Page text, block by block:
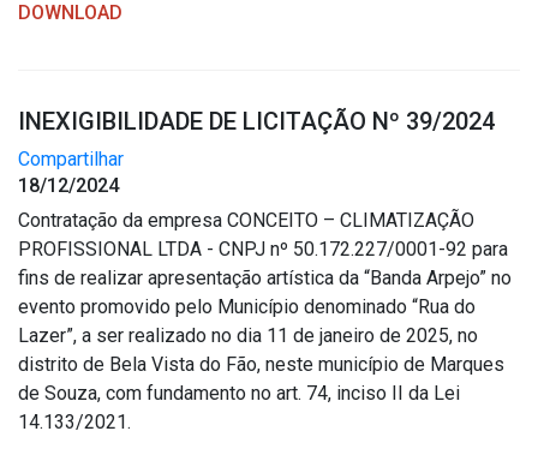
DOWNLOAD
INEXIGIBILIDADE DE LICITAÇÃO Nº 39/2024
Compartilhar
18/12/2024
Contratação da empresa CONCEITO – CLIMATIZAÇÃO
PROFISSIONAL LTDA - CNPJ nº 50.172.227/0001-92 para
fins de realizar apresentação artística da “Banda Arpejo” no
evento promovido pelo Município denominado “Rua do
Lazer”, a ser realizado no dia 11 de janeiro de 2025, no
distrito de Bela Vista do Fão, neste município de Marques
de Souza, com fundamento no art. 74, inciso II da Lei
14.133/2021.